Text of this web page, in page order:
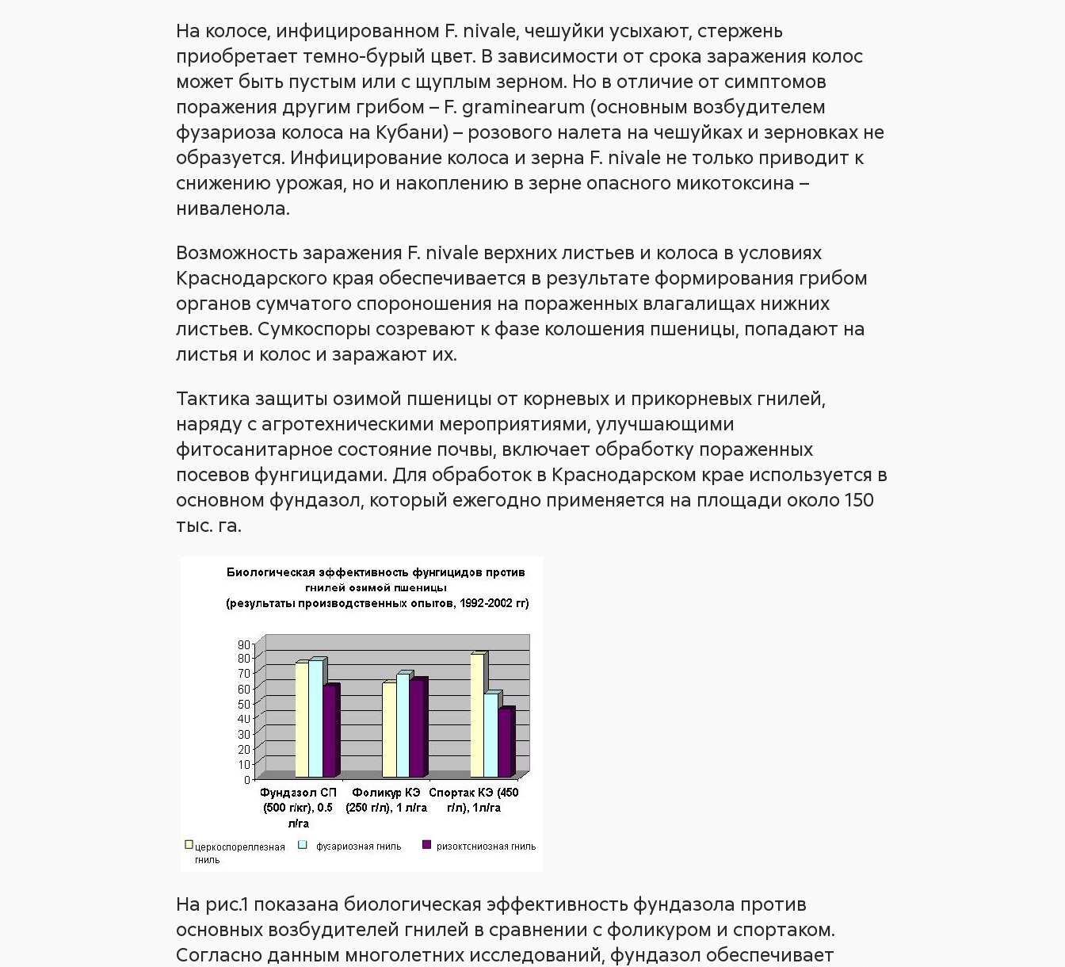
На колосе, инфицированном F. nivale, чешуйки усыхают, стержень
приобретает темно-бурый цвет. В зависимости от срока заражения колос
может быть пустым или с щуплым зерном. Но в отличие от симптомов
поражения другим грибом – F. graminearum (основным возбудителем
фузариоза колоса на Кубани) – розового налета на чешуйках и зерновках не
образуется. Инфицирование колоса и зерна F. nivale не только приводит к
снижению урожая, но и накоплению в зерне опасного микотоксина –
ниваленола.
Возможность заражения F. nivale верхних листьев и колоса в условиях
Краснодарского края обеспечивается в результате формирования грибом
органов сумчатого спороношения на пораженных влагалищах нижних
листьев. Сумкоспоры созревают к фазе колошения пшеницы, попадают на
листья и колос и заражают их.
Тактика защиты озимой пшеницы от корневых и прикорневых гнилей,
наряду с агротехническими мероприятиями, улучшающими
фитосанитарное состояние почвы, включает обработку пораженных
посевов фунгицидами. Для обработок в Краснодарском крае используется в
основном фундазол, который ежегодно применяется на площади около 150
тыс. га.
На рис.1 показана биологическая эффективность фундазола против
основных возбудителей гнилей в сравнении с фоликуром и спортаком.
Согласно данным многолетних исследований, фундазол обеспечивает